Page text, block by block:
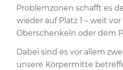
Problemzonen schafft es
wieder auf Platz 1 – weit
Oberschenkeln oder dem
Dabei sind es vor allem
unsere Körpermitte